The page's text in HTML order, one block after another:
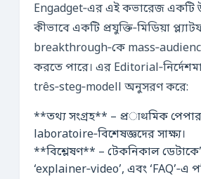
Engadget‑এর এই কভারেজ একটি
কীভাবে একটি প্রযুক্তি‑মিডিয়া
breakthrough‑কে
করতে পারে। এর
três‑steg‑modell অনুসরণ করে:
**তথ্য সংগ্রহ** – প্রाथমিক
laboratoire‑বিশেষজ্ঞদের সাক্ষ্য।
**বিশ্লেষণ** – টেকনিকাল
‘explainer‑video’, এবং ‘FAQ’‑এ